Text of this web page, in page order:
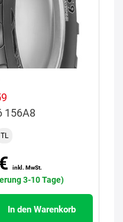
156A8
TL
inkl. MwSt.
3-10 Tage)
In den Warenkorb